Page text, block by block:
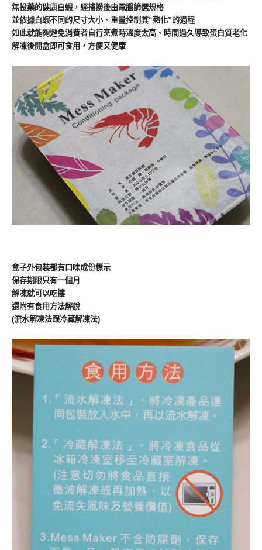
無投藥的健康白蝦，經捕撈後由電腦篩選規格
並依據白蝦不同的尺寸大小、重量控制其“熟化”的過程
如此就能夠避免消費者自行烹煮時溫度太高、時間過久導致蛋白質老化
解凍後開盒即可食用，方便又健康
盒子外包裝都有口味成份標示
保存期限只有一個月
解凍就可以吃摟
還附有食用方法解說
(流水解凍法跟冷藏解凍法)